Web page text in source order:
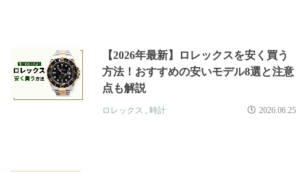
【2026年最新】ロレックスを安く買う
方法！おすすめの安いモデル8選と注意
点も解説
ロレックス , 時計 2026.06.25